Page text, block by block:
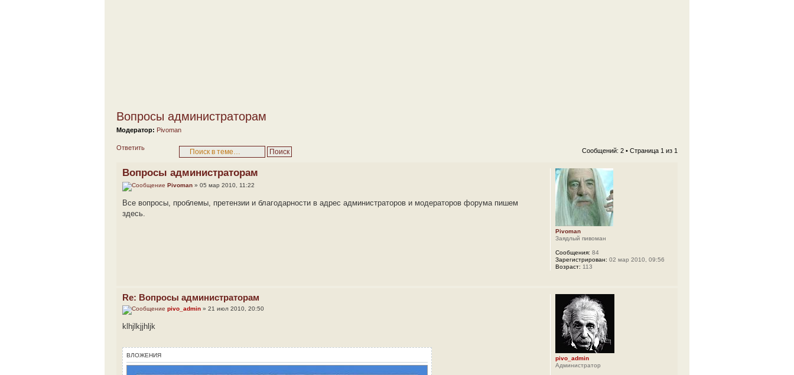
Вопросы администраторам
Модератор: Pivoman
Ответить Сообщений: 2 • Страница 1 из 1
Вопросы администраторам
Pivoman » 05 мар 2010, 11:22
Все вопросы, проблемы, претензии и благодарности в адрес администраторов и модераторов форума пишем
здесь.
Pivoman
Заядлый пивоман
Сообщения: 84
Зарегистрирован: 02 мар 2010, 09:56
Возраст: 113
Re: Вопросы администраторам
pivo_admin » 21 июл 2010, 20:50
klhjlkjjhljk
ВЛОЖЕНИЯ
pivo_admin
Администратор